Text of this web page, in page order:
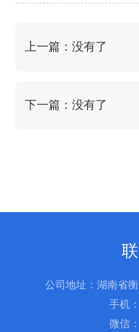
上一篇：没有了
下一篇：没有了
公司地址：湖南省
手机
微信